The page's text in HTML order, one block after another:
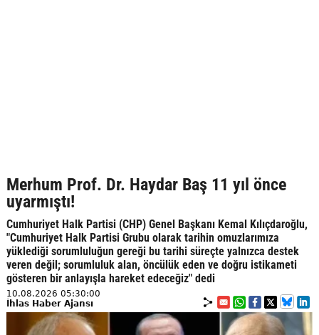
Merhum Prof. Dr. Haydar Baş 11 yıl önce
uyarmıştı!
Cumhuriyet Halk Partisi (CHP) Genel Başkanı Kemal Kılıçdaroğlu,
"Cumhuriyet Halk Partisi Grubu olarak tarihin omuzlarımıza
yüklediği sorumluluğun gereği bu tarihi süreçte yalnızca destek
veren değil; sorumluluk alan, öncülük eden ve doğru istikameti
gösteren bir anlayışla hareket edeceğiz" dedi
10.08.2026 05:30:00
İhlas Haber Ajansı